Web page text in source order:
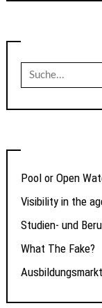
Suche
nach:
Pool or Open
Visibility in the
Studien- und
What The Fake?